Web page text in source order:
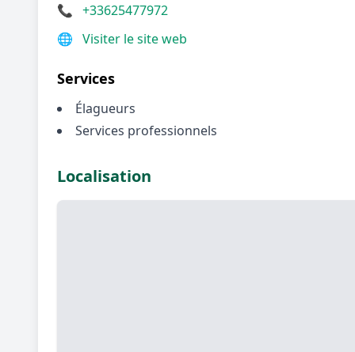
📞 +33625477972
🌐 Visiter le site web
Services
Élagueurs
Services professionnels
Localisation